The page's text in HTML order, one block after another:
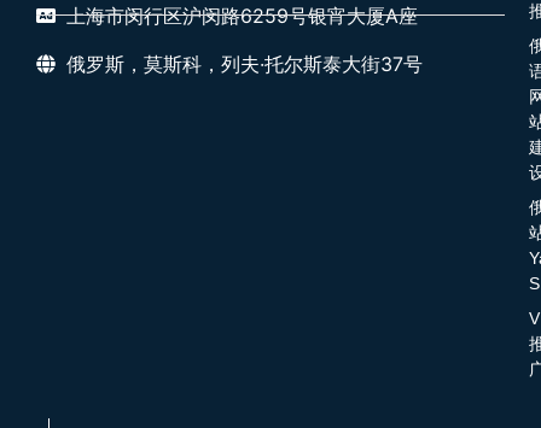
上海市闵行区沪闵路6259号银宵大厦A座
俄罗斯，莫斯科，列夫·托尔斯泰大街37号